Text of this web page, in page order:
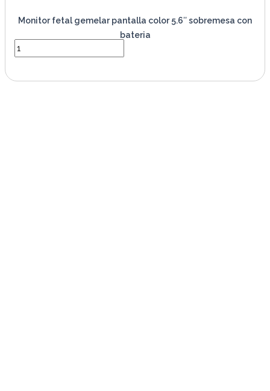
Monitor fetal gemelar pantalla color 5.6″ sobremesa con
bateria